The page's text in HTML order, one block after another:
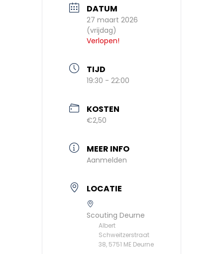
DATUM
27 maart 2026
(vrijdag)
Verlopen!
TIJD
19:30 - 22:00
KOSTEN
€2,50
MEER INFO
Aanmelden
LOCATIE
Scouting Deurne
Albert
Schweitzerstraat
38, 5751 ME Deurne